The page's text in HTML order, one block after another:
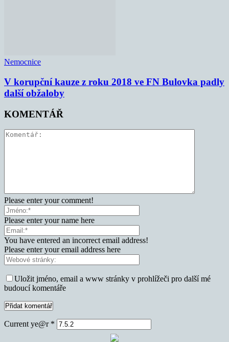
Nemocnice
V korupční kauze z roku 2018 ve FN Bulovka padly
další obžaloby
KOMENTÁŘ
Please enter your comment!
Please enter your name here
You have entered an incorrect email address!
Please enter your email address here
Uložit jméno, email a www stránky v prohlížeči pro další mé
budoucí komentáře
Current ye@r *